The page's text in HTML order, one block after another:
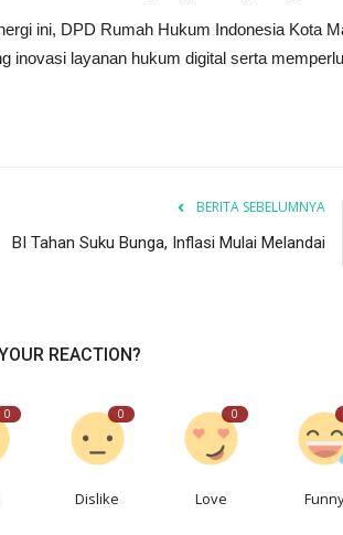
ini, DPD Rumah Hukum Indonesia Kota
inovasi layanan hukum digital serta
BERITA SEBELUMNYA
BI Tahan Suku Bunga, Inflasi Mulai Melandai
REACTION?
0 0
Dislike
0
Love